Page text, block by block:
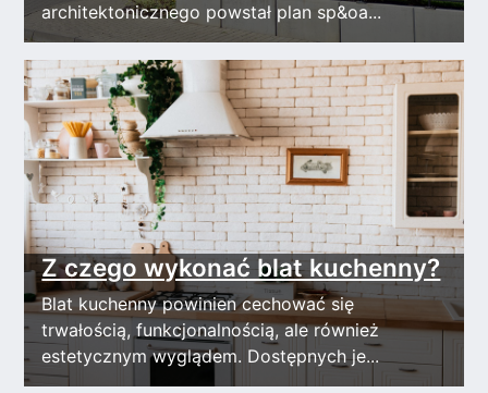
architektonicznego powstał plan sp&oa...
Z czego wykonać blat kuchenny?
Blat kuchenny powinien cechować się
trwałością, funkcjonalnością, ale również
estetycznym wyglądem. Dostępnych je...